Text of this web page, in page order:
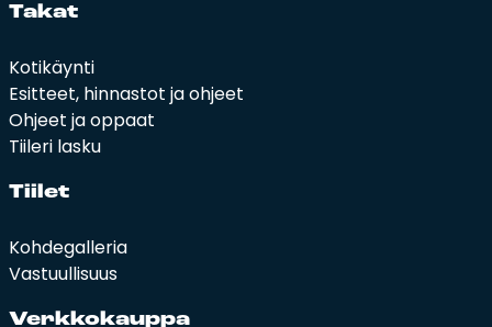
Ta­kat
Kotikäynti
Esitteet, hinnastot ja ohjeet
Ohjeet ja oppaat
Tiileri lasku
Tii­let
Kohdegalleria
Vastuullisuus
Verk­ko­kaup­pa